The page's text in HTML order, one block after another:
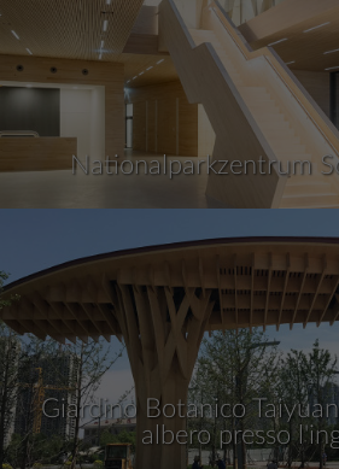
Nationalparkzentrum
Giardino Botanico
albero presso